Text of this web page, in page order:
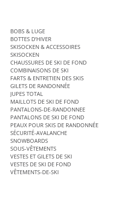
BOBS & LUGE
BOTTES D’HIVER
SKISOCKEN & ACCESSOIRES
SKISOCKEN
CHAUSSURES DE SKI DE FOND
COMBINAISONS DE SKI
FARTS & ENTRETIEN DES SKIS
GILETS DE RANDONNÉE
JUPES TOTAL
MAILLOTS DE SKI DE FOND
PANTALONS-DE-RANDONNEE
PANTALONS DE SKI DE FOND
PEAUX POUR SKIS DE RANDONNÉE
SÉCURITÉ-AVALANCHE
SNOWBOARDS
SOUS-VÊTEMENTS
VESTES ET GILETS DE SKI
VESTES DE SKI DE FOND
VÊTEMENTS-DE-SKI